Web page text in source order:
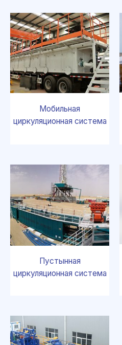
Мобильная
циркуляционная система
Пустынная
циркуляционная система